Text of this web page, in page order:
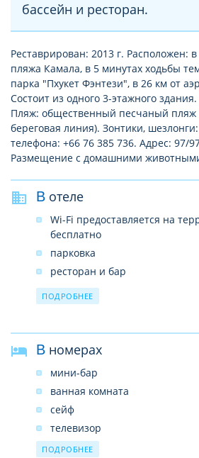
бассейн и ресторан.
Реставрирован: 2013 г. Расположен:
пляжа Камала, в 5 минутах ходьбы
парка "Пхукет Фэнтези", в 26 км от
Состоит из одного 3-этажного
Пляж: общественный песчаный пляж
береговая линия). Зонтики,
телефона: +66 76 385 736. Адрес: 97/
Размещение с домашними
В отеле
Wi-Fi предоставляется на
бесплатно
парковка
ресторан и бар
камера хранения багажа
прачечная
ПОДРОБНЕЕ
В номерах
мини-бар
ванная комната
сейф
телевизор
кондиционер
ПОДРОБНЕЕ